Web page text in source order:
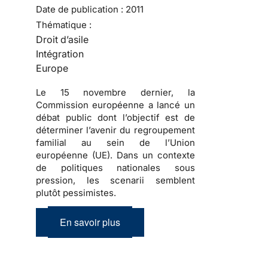
Date de publication : 2011
Thématique :
Droit d’asile
Intégration
Europe
Le 15 novembre dernier, la
Commission européenne a lancé un
débat public dont l’objectif est de
déterminer l’avenir du regroupement
familial au sein de l’Union
européenne (UE). Dans un contexte
de politiques nationales sous
pression, les scenarii semblent
plutôt pessimistes.
En savoir plus